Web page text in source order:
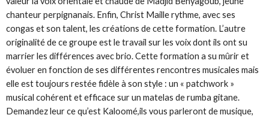
chanteur perpignanais. Enfin, Christ Maille rythme, avec ses
congas et son talent, les créations de cette formation. L’autre
originalité de ce groupe est le travail sur les voix dont ils ont su
marrier les différences avec brio. Cette formation a su mûrir et
évoluer en fonction de ses différentes rencontres musicales mais
elle est toujours restée fidèle à son style : un « patchwork »
musical cohérent et efficace sur un matelas de rumba gitane.
Demandez leur ce qu’est Kaloomé,ils vous parleront de musique,